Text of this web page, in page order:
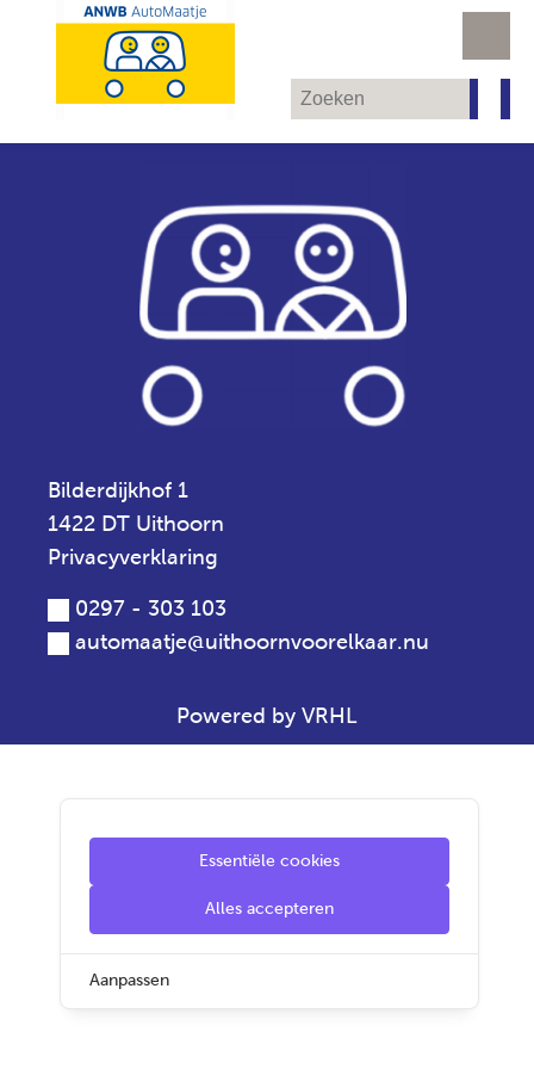
Bilderdijkhof 1
1422 DT Uithoorn
Privacyverklaring
0297 - 303 103
automaatje@uithoornvoorelkaar.nu
Powered by VRHL
Essentiële cookies
Alles accepteren
Aanpassen